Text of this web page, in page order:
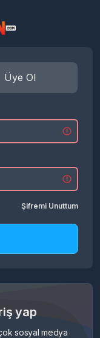
Üye Ol
Şifremi Unuttum
yap
sosyal medya